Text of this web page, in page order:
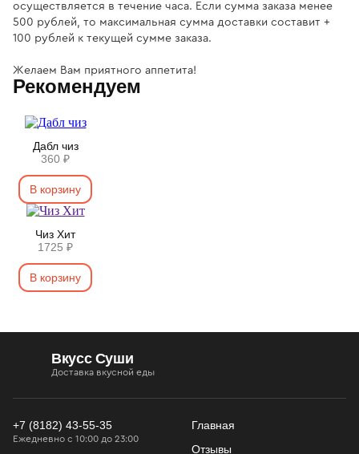
осуществляется в течение часа. Если сумма заказа менее
500 рублей, то максимальная сумма доставки составит +
100 рублей к текущей сумме заказа.
Желаем Вам приятного аппетита!
Рекомендуем
Дабл чиз
360 ₽
В корзину
Чиз Хит
1725 ₽
В корзину
Вкусс Суши
Доставка вкусной еды
+7 (8182) 43-55-35
Ежедневно с 10:00 до 23:00
Главная
Отзывы